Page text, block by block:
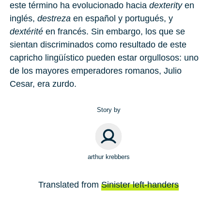
este término ha evolucionado hacia dexterityen
inglés, destreza en español y portugués, y
dextérité en francés. Sin embargo, los que se
sientan discriminados como resultado de este
capricho lingüístico pueden estar orgullosos: uno
de los mayores emperadores romanos, Julio
Cesar, era zurdo.
Story by
arthur krebbers
Translated from Sinister left-handers